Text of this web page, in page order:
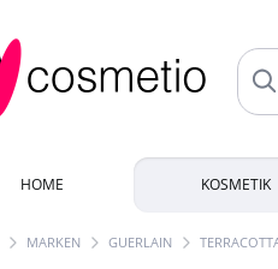
HOME KOSMETIK
MARKEN GUERLAIN